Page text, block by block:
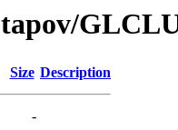
Size Description
-